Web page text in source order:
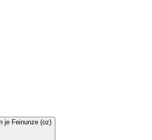
je Feinunze (oz)